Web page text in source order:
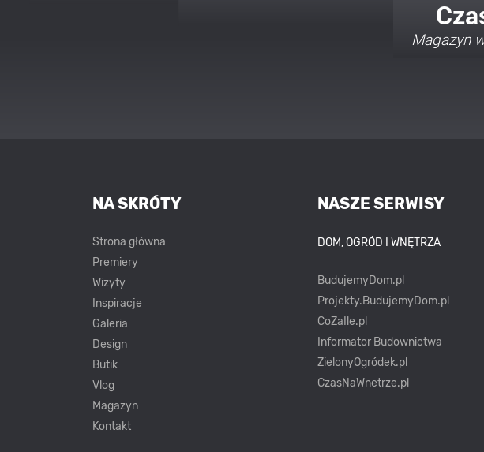
Porady i
NASZE SERWISY
DOM, OGRÓD I WNĘTRZA
BudujemyDom.pl
Projekty.BudujemyDom.pl
CoZaIle.pl
Informator Budownictwa
ZielonyOgródek.pl
CzasNaWnetrze.pl
NA SKRÓTY
Strona główna
Premiery
Wizyty
Inspiracje
Galeria
Design
Butik
Vlog
Magazyn
Kontakt